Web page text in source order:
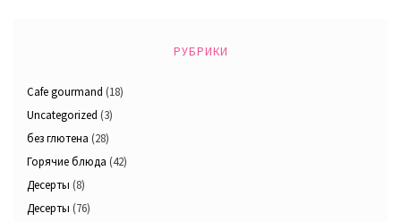
РУБРИКИ
Cafe gourmand (18)
Uncategorized (3)
без глютена (28)
Горячие блюда (42)
Десерты (8)
Десерты (76)